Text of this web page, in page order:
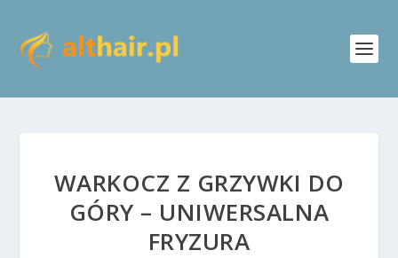
WARKOCZ Z GRZYWKI DO
GÓRY – UNIWERSALNA
FRYZURA